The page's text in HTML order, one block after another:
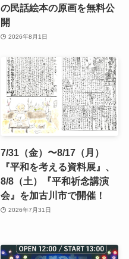
の民話絵本の原画を無料公
開
2026年8月1日
7/31（金）〜8/17（月）
『平和を考える資料展』、
8/8（土）『平和祈念講演
会』を加古川市で開催！
2026年7月31日